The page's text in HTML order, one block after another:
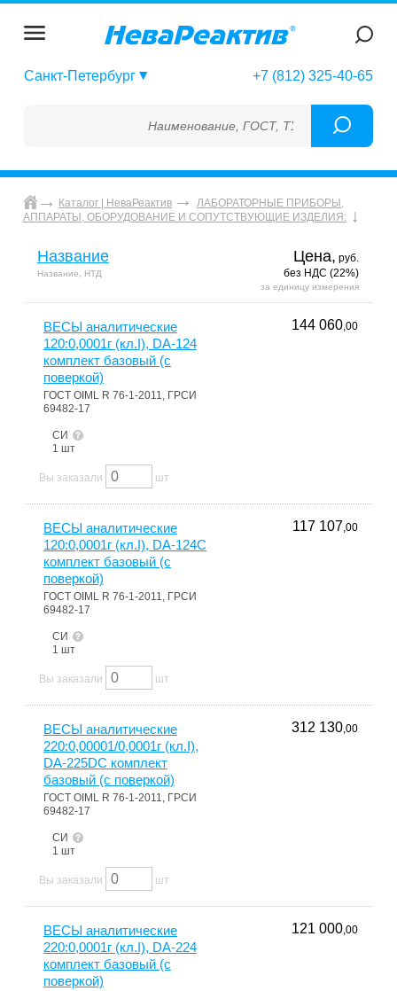
Санкт-Петербург +7 (812) 325-40-65
Наименование, ГОСТ, ТУ, ГСО, МСО, ОСО,
Каталог | НеваРеактив
ЛАБОРАТОРНЫЕ ПРИБОРЫ,
АППАРАТЫ, ОБОРУДОВАНИЕ И СОПУТСТВУЮЩИЕ ИЗДЕЛИЯ:
Название
Название, НТД
Цена, руб.
без НДС (22%)
за единицу измерения
ВЕСЫ аналитические
120:0,0001г (кл.I), DA-124
комплект базовый (с
поверкой)
ГОСТ OIML R 76-1-2011, ГРСИ
69482-17
СИ
1 шт
144 060,00
Вы заказали шт
ВЕСЫ аналитические
120:0,0001г (кл.I), DA-124C
комплект базовый (с
поверкой)
ГОСТ OIML R 76-1-2011, ГРСИ
69482-17
СИ
1 шт
117 107,00
Вы заказали шт
ВЕСЫ аналитические
220:0,00001/0,0001г (кл.I),
DA-225DС комплект
базовый (с поверкой)
ГОСТ OIML R 76-1-2011, ГРСИ
69482-17
СИ
1 шт
312 130,00
Вы заказали шт
ВЕСЫ аналитические
220:0,0001г (кл.I), DA-224
комплект базовый (с
поверкой)
121 000,00